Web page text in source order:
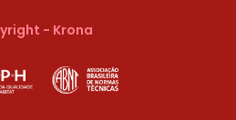
- Krona